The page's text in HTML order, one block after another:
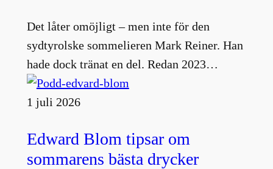
Det låter omöjligt – men inte för den
sydtyrolske sommelieren Mark Reiner. Han
hade dock tränat en del. Redan 2023…
1 juli 2026
Edward Blom tipsar om
sommarens bästa drycker